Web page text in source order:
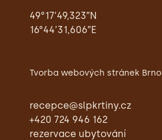
49°17’49,323″N
16°44’31,606″E
Tvorba webových stránek Brno
recepce@slpkrtiny.cz
+420 724 946 162
rezervace ubytování